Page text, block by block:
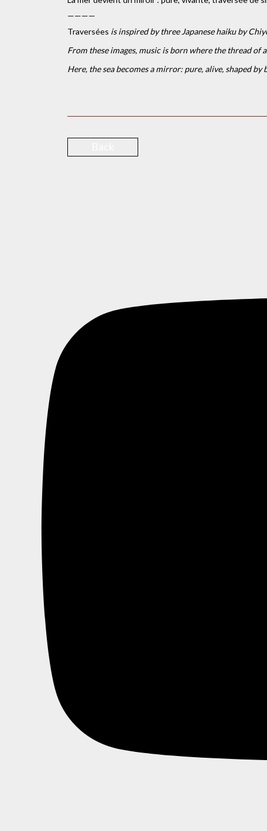
————
Traversées is inspired by three Japanese haiku by
From these images, music is born where the thread of
Here, the sea becomes a mirror: pure, alive, shaped